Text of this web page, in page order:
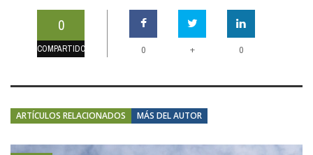
0
COMPARTIDOS 0 + 0
ARTÍCULOS RELACIONADOS MÁS DEL AUTOR